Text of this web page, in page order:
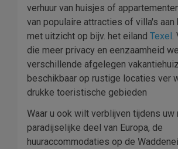
verhuur van huisjes of
van populaire attracties of villa's aan
met uitzicht op bijv. het eiland Texel.
die meer privacy en eenzaamheid
verschillende afgelegen
beschikbaar op rustige locaties ver
drukke toeristische gebieden
Waar u ook wilt verblijven tijdens uw
paradijselijke deel van Europa, de
huuraccommodaties op de